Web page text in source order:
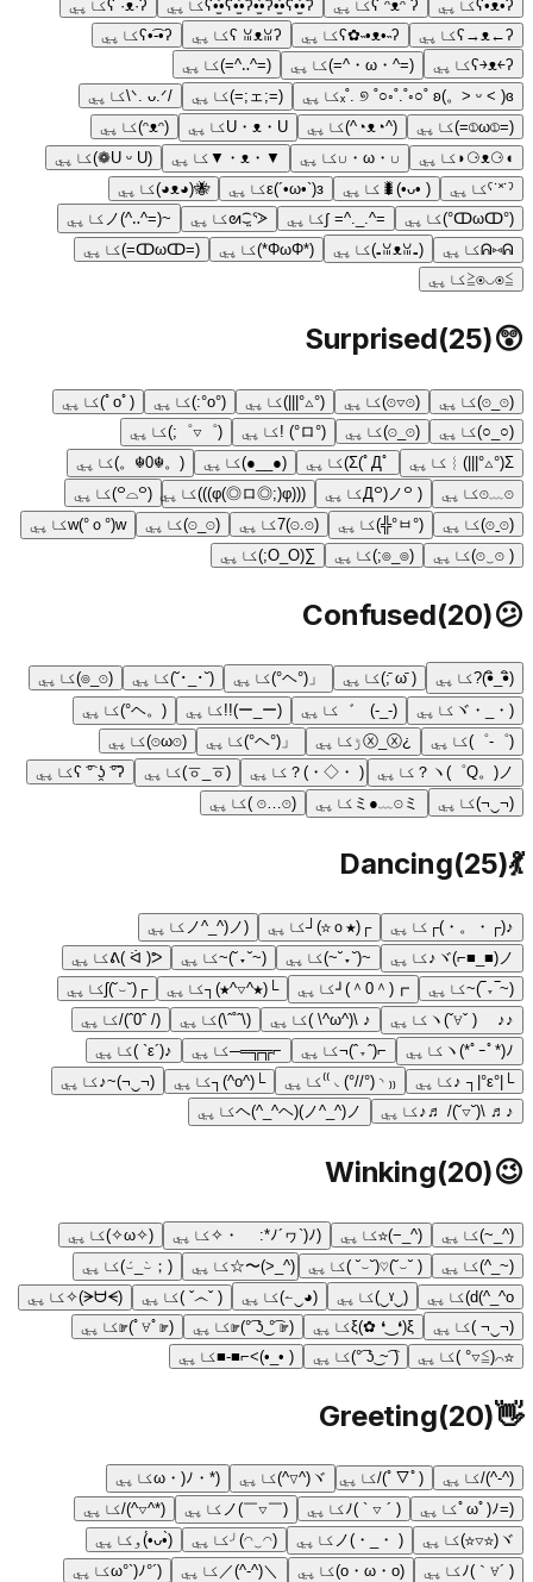
ʕ•ᴥ•ʔکاپي ʕ ᵔᴥᵔ ʔکاپي ʕ•̫͡•ʕ•̫͡•ʔ•̫͡•ʔ•̫͡•ʕ•̫͡•ʔکاپي ʕ ·ᴥ·ʔکاپي
ʕ→ᴥ←ʔکاپي ʕ✿˵•ᴥ•˵ʔکاپي ʕ ꈍᴥꈍʔکاپي ʕ•͡-•ʔکاپي
ʕ￫ᴥ￩ʔکاپي (=^・ω・^=) کاپي (=^‥^=)کاپي
ₓ˚. ୭ ˚○◦˚.˚◦○˚ ʚ(。˃ ᵕ ˂ )ɞکاپي (=;ェ;=) کاپي /ᐠ. ᴗ.ᐟ\
کاپي
(=①ω①=)
کاپي (^◔ᴥ◔^) کاپي U・ᴥ・Uکاپي (ᵔᴥᵔ)
کاپي
◖⚆ᴥ⚆◗
کاپي ∪・ω・∪ کاپي ▼・ᴥ・▼ کاپي (U ᵕ U❁)
کاپي
ˁ˙˟˙ˀکاپي ( •ᴗ•)🐛 کاپي ε(´•ω•`)зکاپي 🐝(◕ᴥ◕)
کاپي
(°ↀωↀ°)
کاپي =^._.^= ∫کاپي ᘛ⁐̤ᕐᐷکاپي ~(=^‥^)ノ
کاپي
ᕱ⑅ᕱکاپي (₌ꈍᴥꈍ₌) کاپي (*ΦωΦ*) کاپي (=ↀωↀ=)
کاپي
≧◉◡◉≦کاپي
😲
Surprised(25)
(⊙_⊙)کاپي (⊙▽⊙)کاپي (°△°|||)کاپي (°o°:) کاپي (ﾟoﾟ)
کاپي
(○_○)کاپي (⊙_☉)کاپي (°ロ°) ! کاپي (゜▽゜;)کاپي
Σ(°△°|||)︴
کاپي Σ(ﾟДﾟ) کاپي (●__●)کاپي (。☬0☬。)
کاپي
⊙﹏⊙کاپي ( ꒪Д꒪)ノ کاپي (((φ(◎ロ◎;)φ))) کاپي (꒪⌓꒪)کاپي
(⊙ˍ⊙)کاپي (°ㅂ°╬) کاپي (⊙.☉)7 کاپي (☉_☉)کاپي w(°ｏ°)wکاپي
( ⊙‿⊙)کاپي (◎_◎;)کاپي ∑(O_O;) کاپي
😕
Confused(20)
(•ิ_•ิ)?کاپي ( ̄ω ̄;) کاپي 「(°ヘ°) کاپي (˘･_･˘)کاپي (⊙_◎)کاپي
(・_・ヾ
کاپي (-_-)ゞ゛ کاپي (ー_ー)!! کاپي (。ヘ°)
کاپي
(゜-゜)کاپي ¿ⓧ_ⓧﮌ کاپي 「(°ヘ°) کاپي (⊙ω⊙)
کاپي
ヽ(゜Q。)ノ？
کاپي ( ・◇・)？ کاپي (ㆆ_ㆆ) کاپي ʕ ͡° ʖ̯ ͡°ʔکاپي
(¬‿¬)کاپي ミ●﹏☉ミ کاپي (⊙…⊙ )کاپي
💃
Dancing(25)
♪(┌・。・)┌ کاپي ┌(★ｏ☆)┘ کاپي (ノ^_^)ノ
کاپي
ヾ(⌐■_■)ノ♪
کاپي ~(˘▾˘~)کاپي (~˘▾˘)~کاپي ᕕ( ᐛ )ᕗ کاپي
(~‾▿‾)~کاپي ┏(＾0＾)┛ کاپي └(★^▽^★)┐کاپي ┌(˘⌣˘)ʃ کاپي
♪♪ ヽ(ˇ∀ˇ )ゞ
کاپي ♪ \(^ω^\ ) کاپي (\ˆ˚ˆ\)کاپي (/ ˆ0ˆ)/
کاپي
ヽ(*ﾟｰﾟ*)ﾉ کاپي ⌐(ˆ▿ˆ)¬کاپي ⌐╦╦═─کاپي ♪(´ε` )
کاپي
└|°ε°|┐ ♪
کاپي ₍₍ ◝(°//°)◟ ⁾⁾کاپي └(^o^)┐ کاپي (¬‿¬)~♪ کاپي
♪♬ \(˘▽˘)/ ♬♪ کاپي ヘ(^_^ヘ)(ノ^_^)ノکاپي
😉
Winking(20)
(^_~)کاپي (^_−)☆کاپي (ﾉ´ヮ`)ﾉ*: ・゚✧ کاپي (✧ω✧)
کاپي
(~_^)کاپي ( ˘⌣˘)♡(˘⌣˘ )کاپي (^_<)〜☆ کاپي (；⌣̀_⌣́)کاپي
d(^_^o) کاپي (‿ˠ‿) کاپي (◕‿↼)کاپي ( ˇ෴ˇ ) کاپي (ᗒᗨᗕ)✧
کاپي
(¬‿¬ )کاپي ξ(✿ ❛‿❛)ξکاپي (☞ ͡° ͜ʖ ͡°)☞ کاپي (☞ﾟ∀ﾟ)☞
کاپي
☆⌒(≧▽° )کاپي ( ͡~ ͜ʖ ͡°) کاپي ( •_•)>⌐■-■کاپي
👋
Greeting(20)
(^-^)/کاپي (ﾟ▽ﾟ)/ کاپي ヾ(^∇^) کاپي (*・ω・)ﾉ
کاپي
(=ﾟωﾟ)ﾉ
کاپي ( ´ ▽ ` )ﾉ کاپي (￣▽￣)ノ کاپي (*^▽^)/کاپي
ヾ(☆▽☆)
کاپي ( ・_・)ノ کاپي (◠‿◠)╯کاپي (•̀ᴗ•́)و
کاپي
( ´∀｀)ﾉ کاپي (o・ω・o) کاپي ＼(^-^)／ کاپي (´°ω°`)ﾉ
کاپي